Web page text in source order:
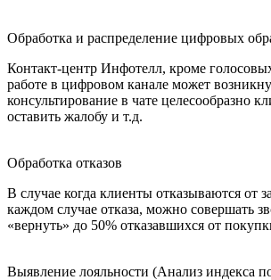
Обработка и распределение цифровых
Контакт-центр Инфотелл, кроме
работе в цифровом канале может
консультирование в чате целесообразно
оставить жалобу и т.д.
Обработка отказов
В случае когда клиенты отказываются от
каждом случае отказа, можно совершать
«вернуть» до 50% отказавшихся от
Выявление лояльности (Анализ индекса